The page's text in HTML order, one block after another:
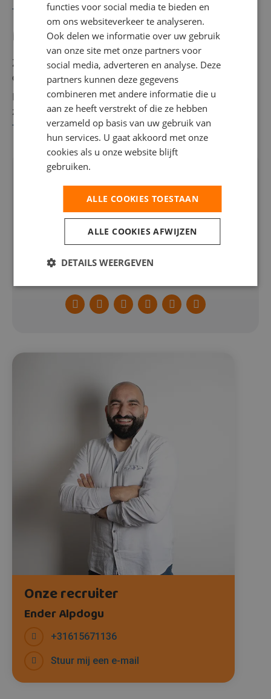
Jij krijgt volop doorgroeimogelijkheden
Jij ontvangt verschillende toeslagen (onder andere
koude toeslag van € 0,50 per gewerkt uur)
Jij krijgt een mooi salaris van € 14,71 per uur (dit is
zonder de eerder genoemde toeslagen)
Toon meer
Meer informatie
Zien wij een match? Dan hoor je binnen 2 werkdagen van
ons. Houd je telefoon dus bij de hand!
Is dit niet helemaal de juiste vacature voor jou? Geen
zorgen, neem alsnog gerust contact met ons op. We
helpen je graag bij het vinden van een baan die wel bij je
Toon meer
Spreekt deze baan je aan?
Solliciteer dan snel op deze functie of deel de
Facebook
TwitterLinkedInPinterestWhatsApp
Solliciteer
Voeg toe aan favorieten
Onze recruiter
Ender Alpdogu
+31615671136
Stuur mij een e-mail
functies voor social media te bieden en
om ons websiteverkeer te analyseren.
Ook delen we informatie over uw gebruik
van onze site met onze partners voor
social media, adverteren en analyse. Deze
partners kunnen deze gegevens
combineren met andere informatie die u
aan ze heeft verstrekt of die ze hebben
verzameld op basis van uw gebruik van
hun services. U gaat akkoord met onze
cookies als u onze website blijft
gebruiken.
ALLE COOKIES TOESTAAN
ALLE COOKIES AFWIJZEN
DETAILS WEERGEVEN